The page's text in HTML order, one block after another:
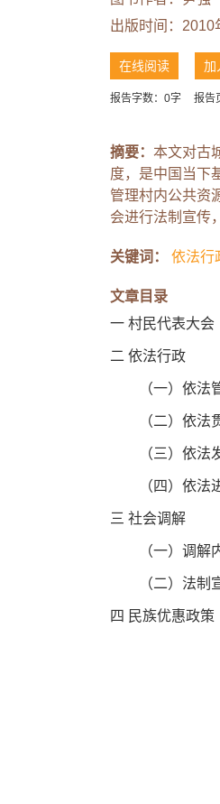
出版时间：2010
在线阅读 加
报告字数：0字 报告
摘要： 本文对古
度，是中国当下
管理村内公共资
会进行法制宣传
关键词： 依法行
文章目录
一 村民代表大会
二 依法行政
（一）依法管
（二）依法贯
（三）依法
（四）依法进
三 社会调解
（一）调解
（二）法制
四 民族优惠政策